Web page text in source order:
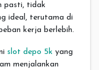
pasti, tidak
ideal, terutama di
kerja berlebih.
slot depo 5k yang
menjalankan